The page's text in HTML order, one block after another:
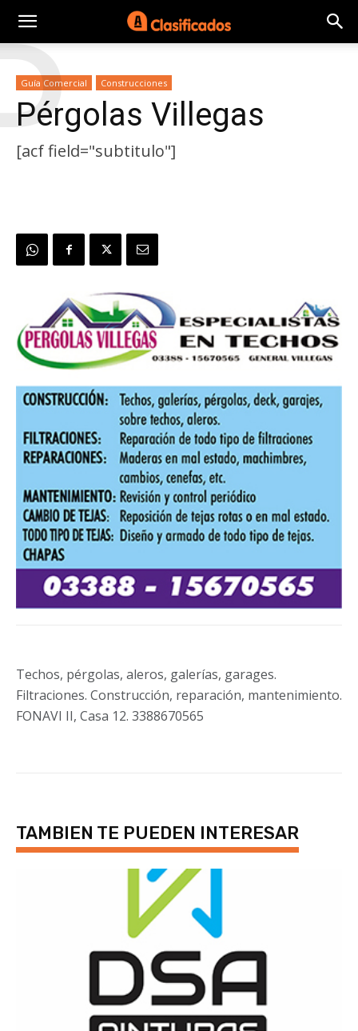
Guía Comercial Construcciones
Pérgolas Villegas
[acf field="subtitulo"]
Techos, pérgolas, aleros, galerías, garages.
Filtraciones. Construcción, reparación, mantenimiento.
FONAVI II, Casa 12. 3388670565
TAMBIEN TE PUEDEN INTERESAR